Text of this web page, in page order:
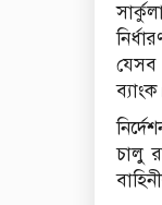
যেসব
ব্যাংক।
চালু